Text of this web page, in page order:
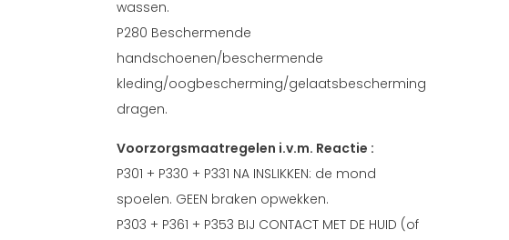
wassen.
P280 Beschermende
handschoenen/beschermende
kleding/oogbescherming/gelaatsbescherming
dragen.
Voorzorgsmaatregelen i.v.m. Reactie :
P301 + P330 + P331 NA INSLIKKEN: de mond
spoelen. GEEN braken opwekken.
P303 + P361 + P353 BIJ CONTACT MET DE HUID (of